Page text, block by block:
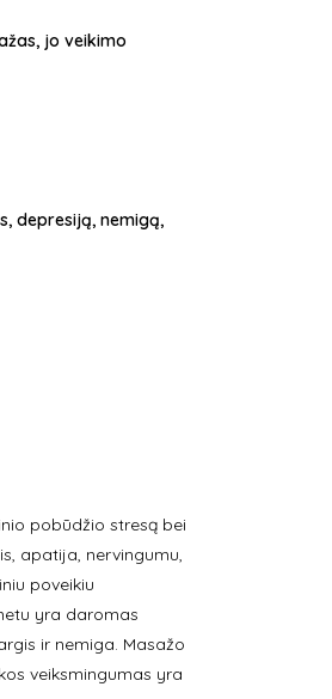
jo veikimo
depresiją, nemigą,
pobūdžio stresą bei
apatija, nervingumu,
poveikiu
yra daromas
ir nemiga. Masažo
veiksmingumas yra